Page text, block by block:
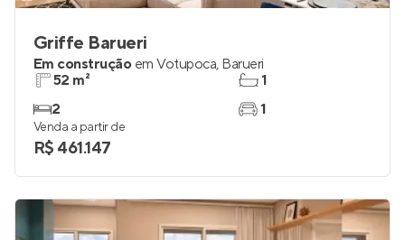
Griffe Barueri
Em construção em Votupoca, Barueri
52 m²
2
1
1
Venda a partir de
R$ 461.147